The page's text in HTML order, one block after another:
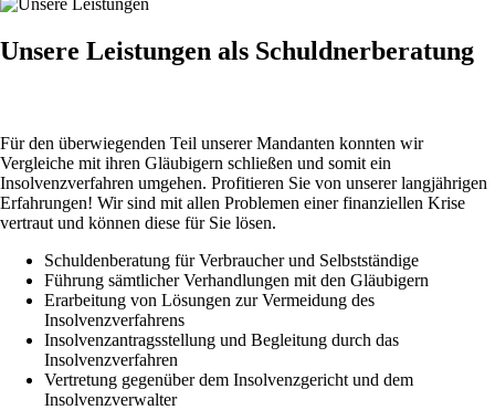
Unsere Leistungen als Schuldnerberatung
Für den überwiegenden Teil unserer Mandanten konnten wir
Vergleiche mit ihren Gläubigern schließen und somit ein
Insolvenzverfahren umgehen. Profitieren Sie von unserer langjährigen
Erfahrungen! Wir sind mit allen Problemen einer finanziellen Krise
vertraut und können diese für Sie lösen.
Schuldenberatung für Verbraucher und Selbstständige
Führung sämtlicher Verhandlungen mit den Gläubigern
Erarbeitung von Lösungen zur Vermeidung des
Insolvenzverfahrens
Insolvenzantragsstellung und Begleitung durch das
Insolvenzverfahren
Vertretung gegenüber dem Insolvenzgericht und dem
Insolvenzverwalter